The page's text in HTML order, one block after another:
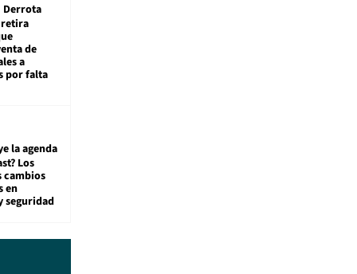
Derrota
de
a
por falta
la agenda
Los
cambios
en
seguridad